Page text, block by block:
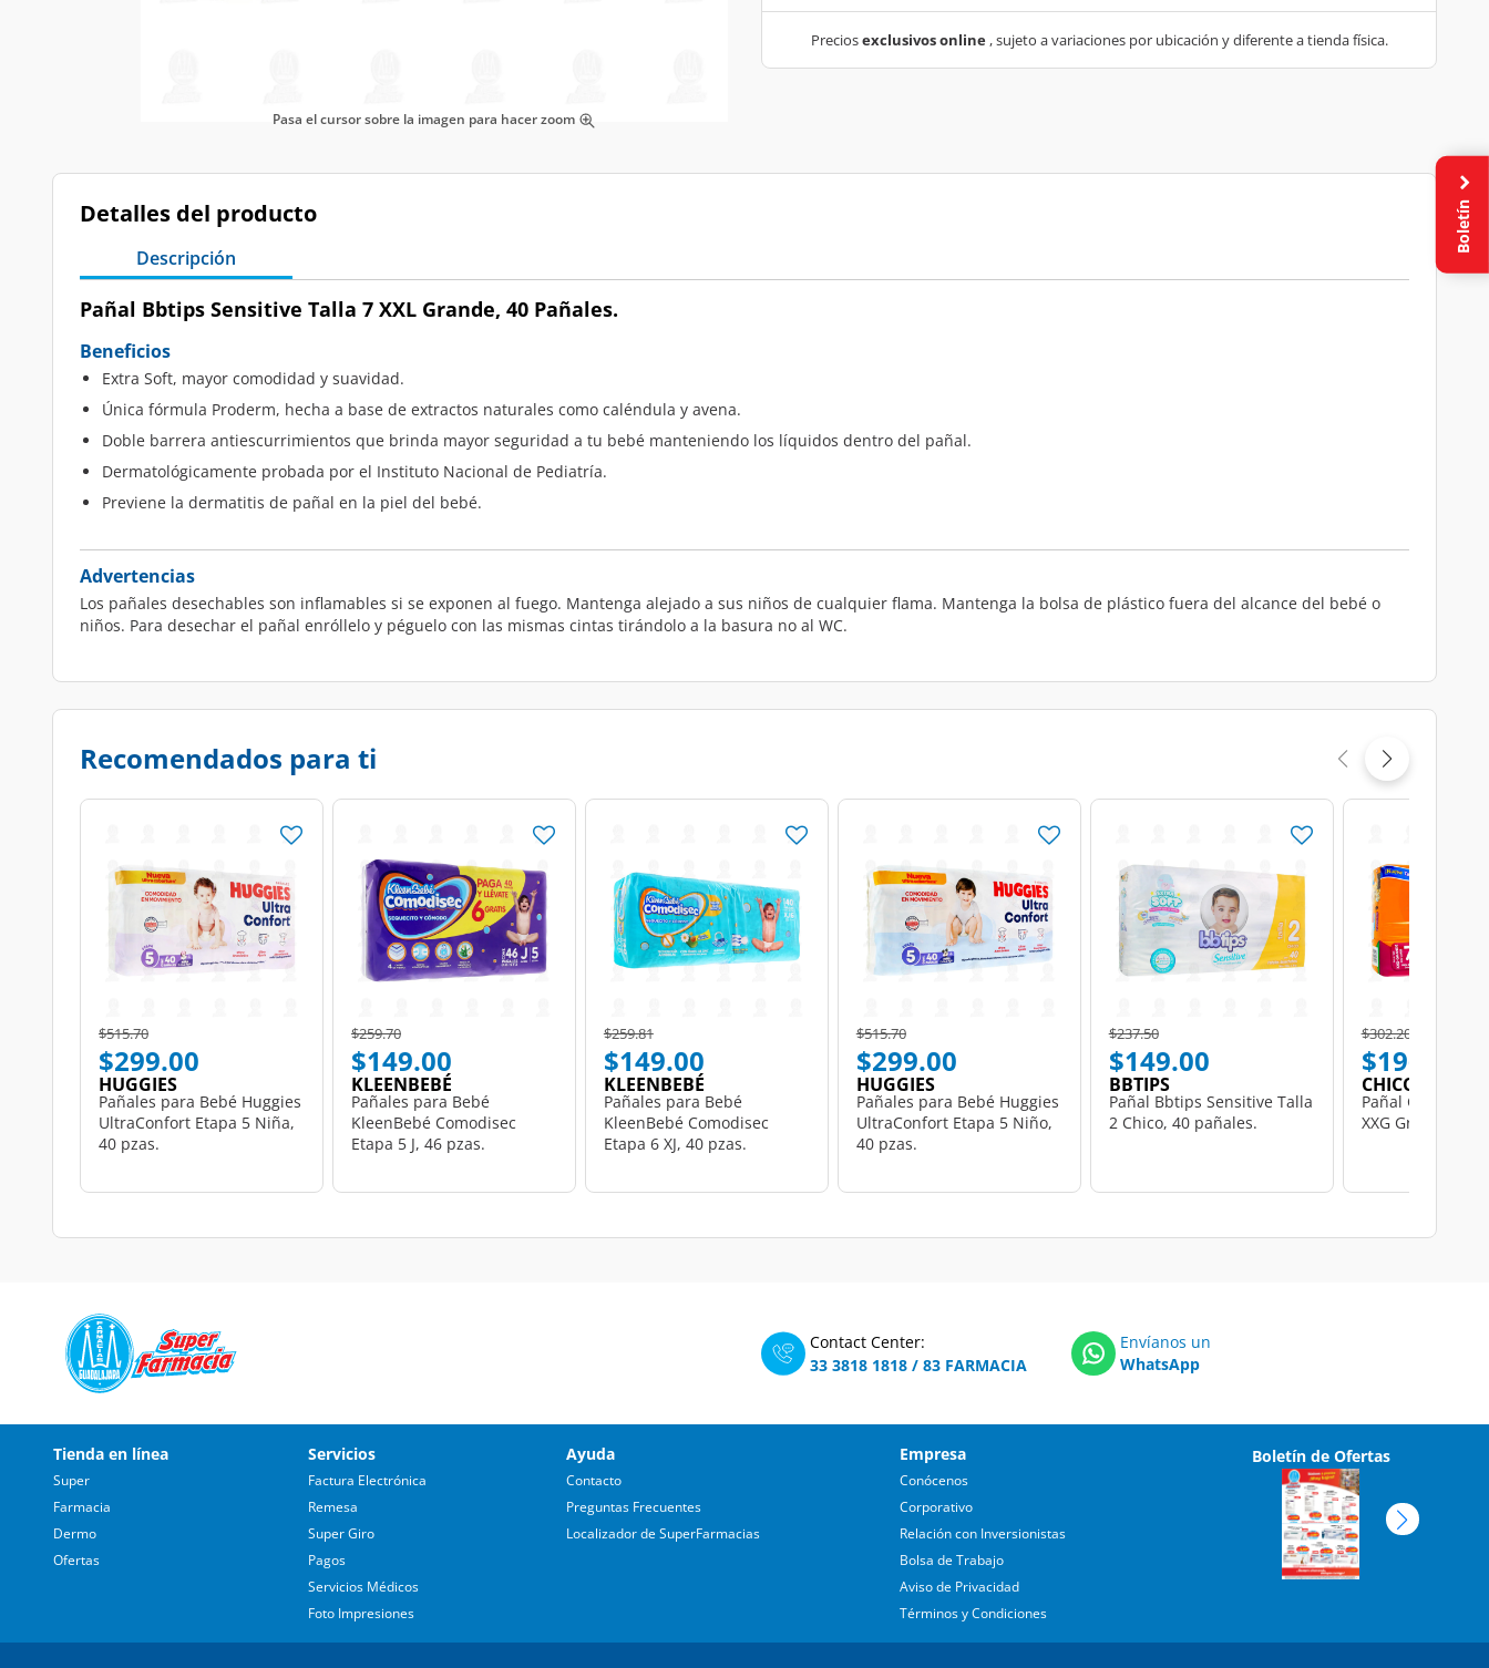
Pasa el cursor sobre la imagen para hacer zoom
Preciosexclusivos online, sujeto a variaciones por ubicación y diferente a tienda física.
Detalles del producto
Descripción
Pañal Bbtips Sensitive Talla 7 XXL Grande, 40 Pañales.
Beneficios
Extra Soft, mayor comodidad y suavidad.
Única fórmula Proderm, hecha a base de extractos naturales como caléndula y avena.
Doble barrera antiescurrimientos que brinda mayor seguridad a tu bebé manteniendo los líquidos dentro del pañal.
Dermatológicamente probada por el Instituto Nacional de Pediatría.
Previene la dermatitis de pañal en la piel del bebé.
Advertencias
Los pañales desechables son inflamables si se exponen al fuego. Mantenga alejado a sus niños de cualquier flama. Mantenga la bolsa de plástico fuera del alcance del bebé o
niños. Para desechar el pañal enróllelo y péguelo con las mismas cintas tirándolo a la basura no al WC.
Recomendados para ti
Price reduced from
$515.70to
$299.00
HUGGIES
Pañales para Bebé Huggies
UltraConfort Etapa 5 Niña,
40 pzas.
Price reduced from
$259.70to
$149.00
KLEENBEBÉ
Pañales para Bebé
KleenBebé Comodisec
Etapa 5 J, 46 pzas.
Price reduced from
$259.81to
$149.00
KLEENBEBÉ
Pañales para Bebé
KleenBebé Comodisec
Etapa 6 XJ, 40 pzas.
Price reduced from
$515.70to
$299.00
HUGGIES
Pañales para Bebé Huggies
UltraConfort Etapa 5 Niño,
40 pzas.
Price reduced from
$237.50to
$149.00
BBTIPS
Pañal Bbtips Sensitive Talla
2 Chico, 40 pañales.
Price reduced from
$302.20
$196.00
CHICOLASTIC
Pañal
XXG Grande, 40
Contact Center:
33 3818 1818 / 83 FARMACIA
Envíanos un
WhatsApp
Tienda en línea
Super
Farmacia
Dermo
Ofertas
Servicios
Factura Electrónica
Remesa
Super Giro
Pagos
Servicios Médicos
Foto Impresiones
Ayuda
Contacto
Preguntas Frecuentes
Localizador de SuperFarmacias
Empresa
Conócenos
Corporativo
Relación con Inversionistas
Bolsa de Trabajo
Aviso de Privacidad
Términos y Condiciones
Boletín de Ofertas
Boletín